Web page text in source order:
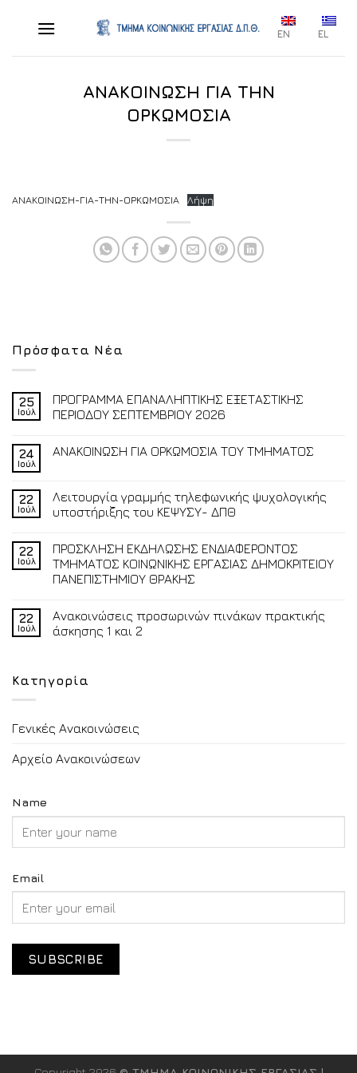
EN EL
ΑΝΑΚΟΙΝΩΣΗ ΓΙΑ ΤΗΝ
ΟΡΚΩΜΟΣΙΑ
ΑΝΑΚΟΙΝΩΣΗ-ΓΙΑ-ΤΗΝ-ΟΡΚΩΜΟΣΙΑ Λήψη
Πρόσφατα Νέα
25
Ιούλ
ΠΡΟΓΡΑΜΜΑ ΕΠΑΝΑΛΗΠΤΙΚΗΣ ΕΞΕΤΑΣΤΙΚΗΣ
ΠΕΡΙΟΔΟΥ ΣΕΠΤΕΜΒΡΙΟΥ 2026
24
Ιούλ
ΑΝΑΚΟΙΝΩΣΗ ΓΙΑ ΟΡΚΩΜΟΣΙΑ ΤΟΥ ΤΜΗΜΑΤΟΣ
22
Ιούλ
Λειτουργία γραμμής τηλεφωνικής ψυχολογικής
υποστήριξης του ΚΕΨΥΣΥ- ΔΠΘ
22
Ιούλ
ΠΡΟΣΚΛΗΣΗ ΕΚΔΗΛΩΣΗΣ ΕΝΔΙΑΦΕΡΟΝΤΟΣ
ΤΜΗΜΑΤΟΣ ΚΟΙΝΩΝΙΚΗΣ ΕΡΓΑΣΙΑΣ ΔΗΜΟΚΡΙΤΕΙΟΥ
ΠΑΝΕΠΙΣΤΗΜΙΟΥ ΘΡΑΚΗΣ
22
Ιούλ
Ανακοινώσεις προσωρινών πινάκων πρακτικής
άσκησης 1 και 2
Κατηγορία
Γενικές Ανακοινώσεις
Αρχείο Ανακοινώσεων
Name
Email